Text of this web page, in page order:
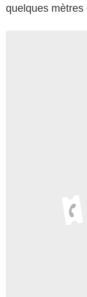
quelques mètres